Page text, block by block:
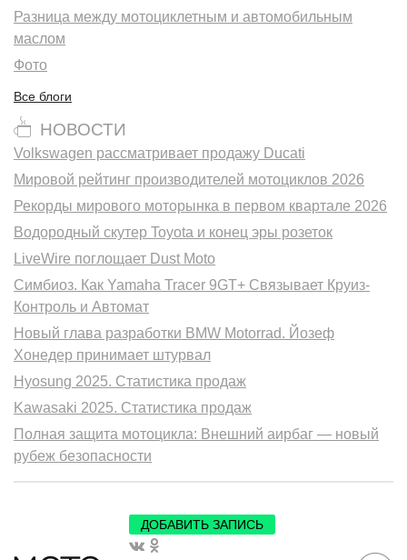
Разница между мотоциклетным и автомобильным
маслом
Фото
Все блоги
НОВОСТИ
Volkswagen рассматривает продажу Ducati
Мировой рейтинг производителей мотоциклов 2026
Рекорды мирового моторынка в первом квартале 2026
Водородный скутер Toyota и конец эры розеток
LiveWire поглощает Dust Moto
Симбиоз. Как Yamaha Tracer 9GT+ Связывает Круиз-
Контроль и Автомат
Новый глава разработки BMW Motorrad. Йозеф
Хонедер принимает штурвал
Hyosung 2025. Статистика продаж
Kawasaki 2025. Статистика продаж
Полная защита мотоцикла: Внешний аирбаг — новый
рубеж безопасности
ДОБАВИТЬ ЗАПИСЬ